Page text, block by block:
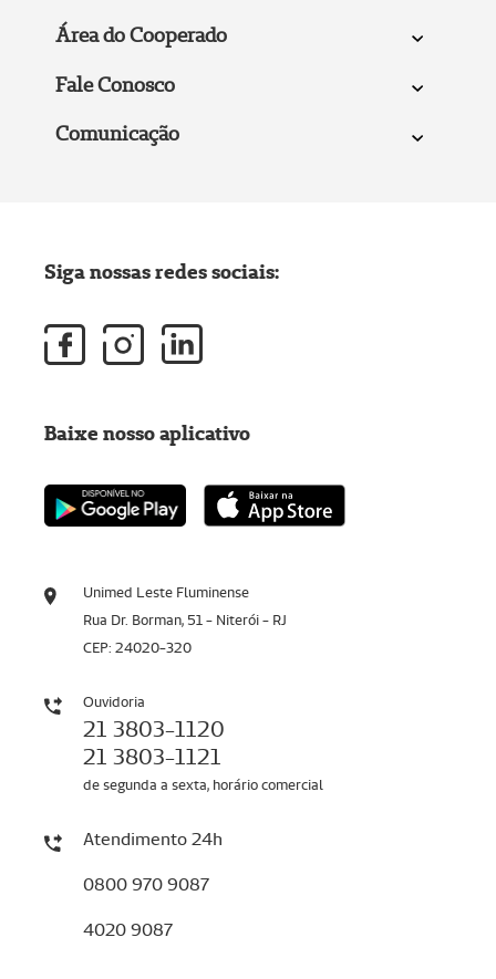
Área do Cooperado
Fale Conosco
Comunicação
Unimed Leste Fluminense
Rua Dr. Borman, 51 - Niterói - RJ
CEP: 24020-320
Ouvidoria
21 3803-1120
21 3803-1121
de segunda a sexta, horário comercial
Atendimento 24h
0800 970 9087
4020 9087
Siga nossas redes sociais:
Baixe nosso aplicativo